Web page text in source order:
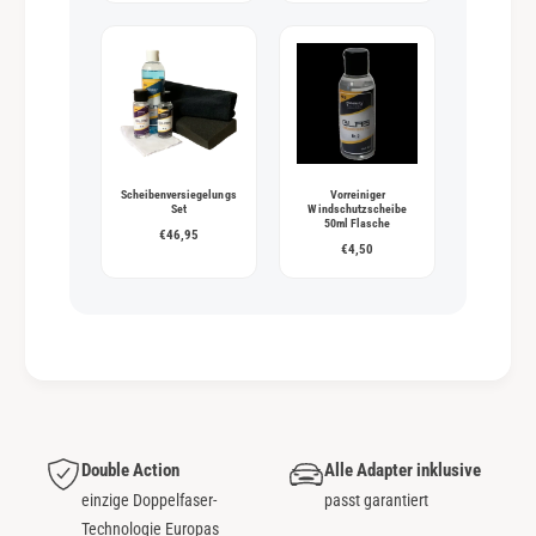
Scheibenversiegelungs
Set
€46,95
Vorreiniger
Windschutzscheibe
50ml Flasche
€4,50
Double Action
einzige Doppelfaser-
Technologie Europas
Alle Adapter inklusive
passt garantiert